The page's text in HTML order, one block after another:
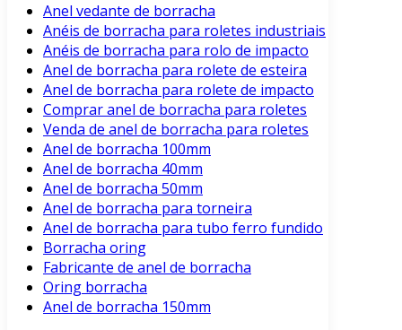
Anel vedante de borracha
Anéis de borracha para roletes industriais
Anéis de borracha para rolo de impacto
Anel de borracha para rolete de esteira
Anel de borracha para rolete de impacto
Comprar anel de borracha para roletes
Venda de anel de borracha para roletes
Anel de borracha 100mm
Anel de borracha 40mm
Anel de borracha 50mm
Anel de borracha para torneira
Anel de borracha para tubo ferro fundido
Borracha oring
Fabricante de anel de borracha
Oring borracha
Anel de borracha 150mm